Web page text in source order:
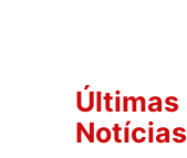
Últimas
Notícias